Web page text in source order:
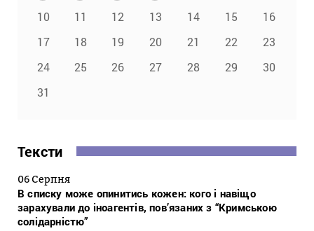
10
11 12 13 14 15
16
17
18 19 20 21 22
23
24
25 26 27 28 29
30
31
Тексти
06 Серпня
В списку може опинитись кожен: кого і навіщо
зарахували до іноагентів, пов’язаних з “Кримською
солідарністю”